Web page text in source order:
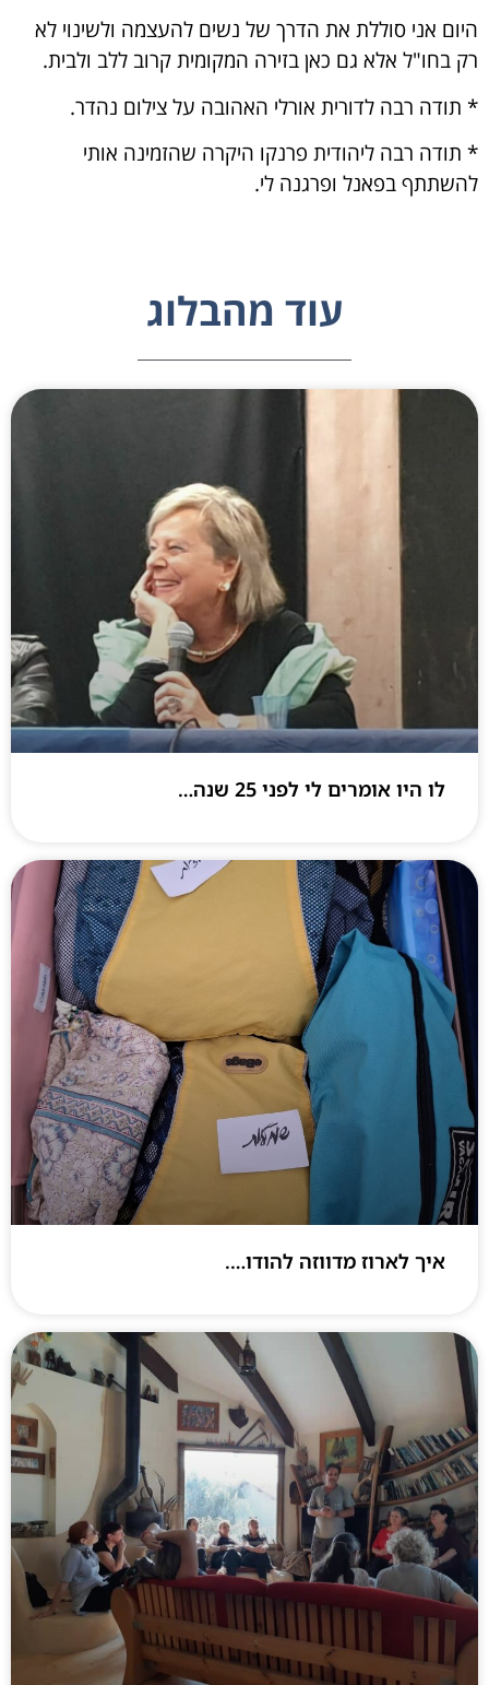
היום אני סוללת את הדרך של נשים להעצמה ולשינוי לא
רק בחו"ל אלא גם כאן בזירה המקומית קרוב ללב ולבית.
* תודה רבה לדורית אורלי האהובה על צילום נהדר.
* תודה רבה ליהודית פרנקו היקרה שהזמינה אותי
להשתתף בפאנל ופרגנה לי.
עוד מהבלוג
לו היו אומרים לי לפני 25 שנה…
איך לארוז מדווזה להודו….